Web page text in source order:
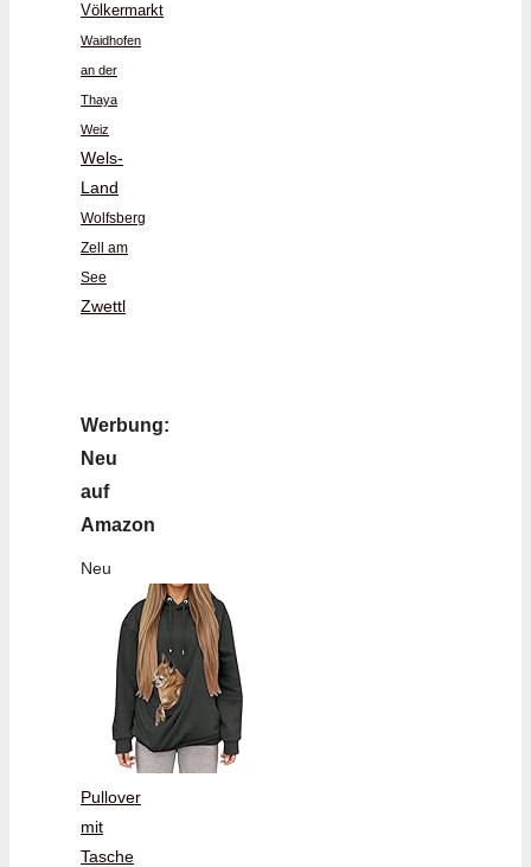
Völkermarkt
Waidhofen
an der
Thaya
Weiz
Wels-
Land
Wolfsberg
Zell am
See
Zwettl
Werbung:
Neu
auf
Amazon
Neu
Pullover
mit
Tasche